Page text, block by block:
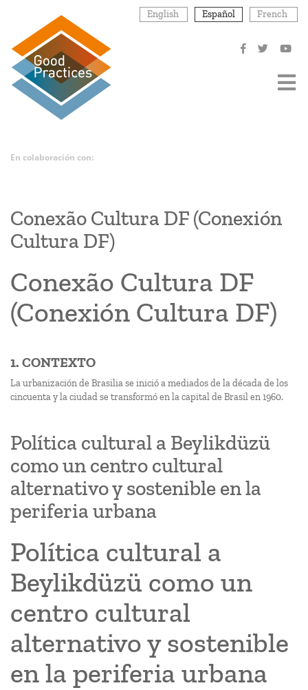
contenido
principal
English Español French
En colaboración con:
Conexão Cultura DF (Conexión
Cultura DF)
Conexão Cultura DF
(Conexión Cultura DF)
1. CONTEXTO
La urbanización de Brasilia se inició a mediados de la década de los
cincuenta y la ciudad se transformó en la capital de Brasil en 1960.
Política cultural a Beylikdüzü
como un centro cultural
alternativo y sostenible en la
periferia urbana
Política cultural a
Beylikdüzü como un
centro cultural
alternativo y sostenible
en la periferia urbana